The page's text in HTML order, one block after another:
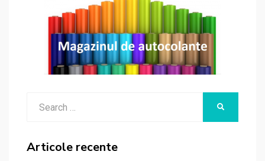
Articole recente